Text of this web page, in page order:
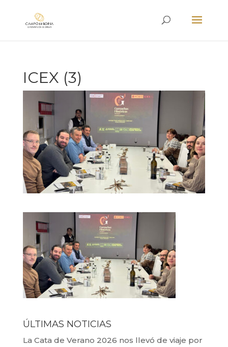
ICEX (3)
ÚLTIMAS NOTICIAS
La Cata de Verano 2026 nos llevó de viaje por